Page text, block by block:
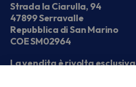
Strada la Ciarulla, 94
47899 Serravalle
Repubblica di San Marino
COE SM02964
La vendita è rivolta